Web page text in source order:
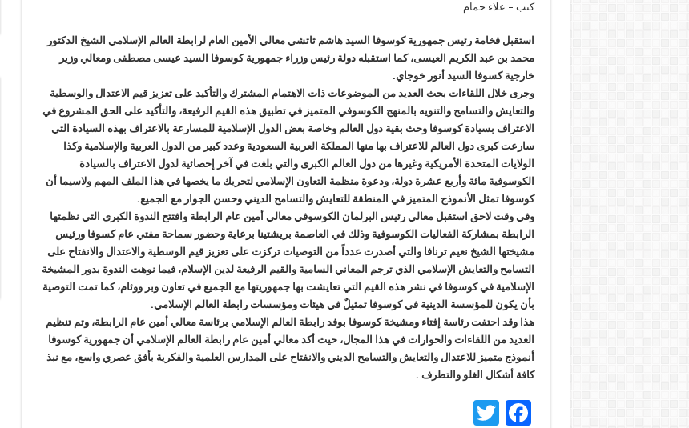
كتب – علاء حمام
استقبل فخامة رئيس جمهورية كوسوفا السيد هاشم ثاتشي معالي الأمين العام لرابطة العالم الإسلامي الشيخ الدكتور
محمد بن عبد الكريم العيسى، كما استقبله دولة رئيس وزراء جمهورية كوسوفا السيد عيسى مصطفى ومعالي وزير
خارجية كسوفا السيد أنور خوجاي.
وجرى خلال اللقاءات بحث العديد من الموضوعات ذات الاهتمام المشترك والتأكيد على تعزيز قيم الاعتدال والوسطية
والتعايش والتسامح والتنويه بالمنهج الكوسوفي المتميز في تطبيق هذه القيم الرفيعة، والتأكيد على الحق المشروع في
الاعتراف بسيادة كوسوفا وحث بقية دول العالم وخاصة بعض الدول الإسلامية للمسارعة بالاعتراف بهذه السيادة التي
سارعت كبرى دول العالم للاعتراف بها منها المملكة العربية السعودية وعدد كبير من الدول العربية والإسلامية وكذا
الولايات المتحدة الأمريكية وغيرها من دول العالم الكبرى والتي بلغت في آخر إحصائية لدول الاعتراف بالسيادة
الكوسوفية مائة وأربع عشرة دولة، ودعوة منظمة التعاون الإسلامي لتحريك ما يخصها في هذا الملف المهم ولاسيما أن
كوسوفا تمثل الأنموذج المتميز في المنطقة للتعايش والتسامح الديني وحسن الجوار مع الجميع.
وفي وقت لاحق استقبل معالي رئيس البرلمان الكوسوفي معالي أمين عام الرابطة وافتتح الندوة الكبرى التي نظمتها
الرابطة بمشاركة الفعاليات الكوسوفية وذلك في العاصمة بريشتينا برعاية وحضور سماحة مفتي عام كسوفا ورئيس
مشيختها الشيخ نعيم ترنافا والتي أصدرت عدداً من التوصيات تركزت على تعزيز قيم الوسطية والاعتدال والانفتاح على
التسامح والتعايش الإسلامي الذي ترجم المعاني السامية والقيم الرفيعة لدين الإسلام، فيما نوهت الندوة بدور المشيخة
الإسلامية في كوسوفا في نشر هذه القيم التي تعايشت بها جمهوريتها مع الجميع في تعاون وبر ووئام، كما تمت التوصية
بأن يكون للمؤسسة الدينية في كوسوفا تمثيلٌ في هيئات ومؤسسات رابطة العالم الإسلامي.
هذا وقد احتفت رئاسة إفتاء ومشيخة كوسوفا بوفد رابطة العالم الإسلامي برئاسة معالي أمين عام الرابطة، وتم تنظيم
العديد من اللقاءات والحوارات في هذا المجال، حيث أكد معالي أمين عام رابطة العالم الإسلامي أن جمهورية كوسوفا
أنموذج متميز للاعتدال والتعايش والتسامح الديني والانفتاح على المدارس العلمية والفكرية بأفق عصري واسع، مع نبذ
كافة أشكال الغلو والتطرف .
F